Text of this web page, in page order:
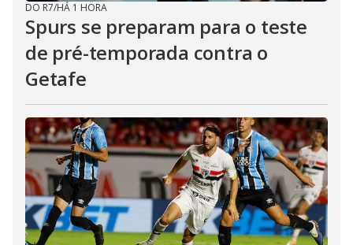
DO R7/HÁ 1 HORA
Spurs se preparam para o teste
de pré-temporada contra o
Getafe